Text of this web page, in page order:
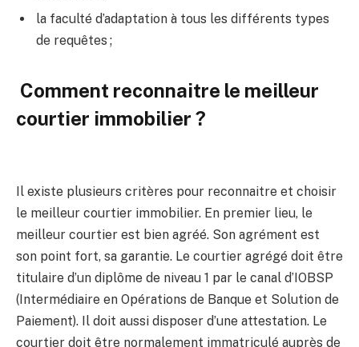
la faculté d’adaptation à tous les différents types
de requêtes ;
Comment reconnaitre le meilleur
courtier immobilier ?
Il existe plusieurs critères pour reconnaitre et choisir
le meilleur courtier immobilier. En premier lieu, le
meilleur courtier est bien agréé. Son agrément est
son point fort, sa garantie. Le courtier agrégé doit être
titulaire d’un diplôme de niveau 1 par le canal d’IOBSP
(Intermédiaire en Opérations de Banque et Solution de
Paiement). Il doit aussi disposer d’une attestation. Le
courtier doit être normalement immatriculé auprès de